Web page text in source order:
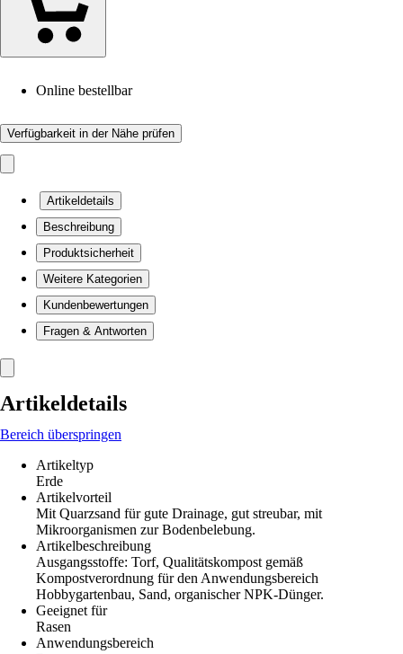
Online bestellbar
Verfügbarkeit in der Nähe prüfen
Artikeldetails
Beschreibung
Produktsicherheit
Weitere Kategorien
Kundenbewertungen
Fragen & Antworten
Artikeldetails
Bereich überspringen
Artikeltyp
Erde
Artikelvorteil
Mit Quarzsand für gute Drainage, gut streubar, mit
Mikroorganismen zur Bodenbelebung.
Artikelbeschreibung
Ausgangsstoffe: Torf, Qualitätskompost gemäß
Kompostverordnung für den Anwendungsbereich
Hobbygartenbau, Sand, organischer NPK-Dünger.
Geeignet für
Rasen
Anwendungsbereich